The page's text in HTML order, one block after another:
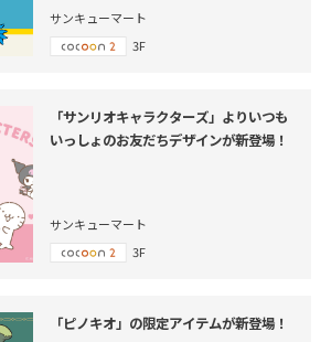
サンキューマート
3F
「サンリオキャラクターズ」よりいつも
いっしょのお友だちデザインが新登場！
サンキューマート
3F
「ピノキオ」の限定アイテムが新登場！